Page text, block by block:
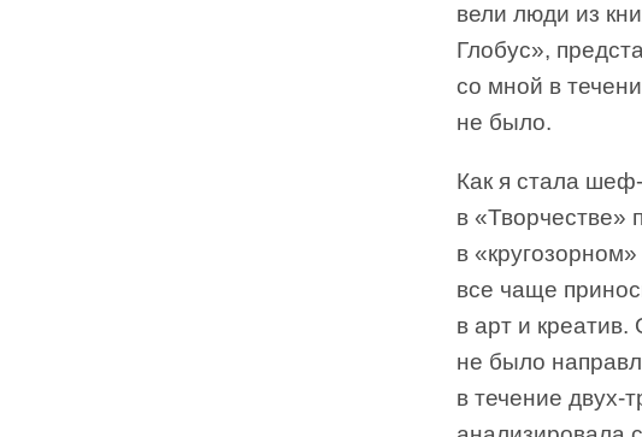
вели люди из
Глобус»,
со мной в
не было.
Как я стала
в «Творчестве»
в
все чаще
в арт и креатив.
не было
в течение двух-